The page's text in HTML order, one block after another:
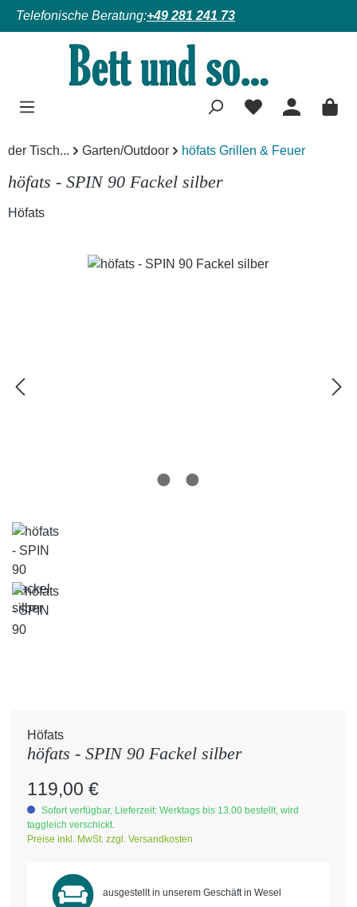
Zum Hauptinhalt springen
Telefonische Beratung:+49 281 241 73
der Tisch... Garten/Outdoor höfats Grillen & Feuer
höfats - SPIN 90 Fackel silber
Höfats
Bildergalerie überspringen
Höfats
höfats - SPIN 90 Fackel silber
Regulärer Preis:
119,00 €
Sofort verfügbar, Lieferzeit: Werktags bis 13.00 bestellt, wird
taggleich verschickt.
Preise inkl. MwSt. zzgl. Versandkosten
ausgestellt in unserem Geschäft in Wesel